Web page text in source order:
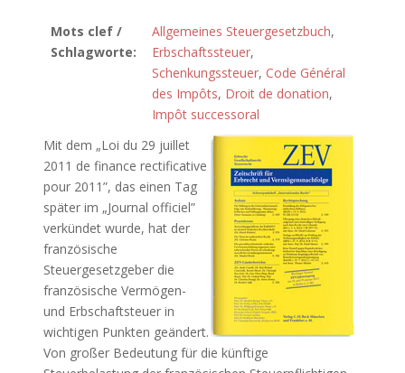
Mots clef /
Schlagworte:
Allgemeines Steuergesetzbuch,
Erbschaftssteuer,
Schenkungssteuer, Code Général
des Impôts, Droit de donation,
Impôt successoral
Mit dem „Loi du 29 juillet
2011 de finance rectificative
pour 2011”, das einen Tag
später im „Journal officiel”
verkündet wurde, hat der
französische
Steuergesetzgeber die
französische Vermögen-
und Erbschaftsteuer in
wichtigen Punkten geändert.
Von großer Bedeutung für die künftige